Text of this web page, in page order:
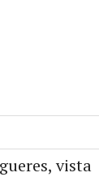
vista